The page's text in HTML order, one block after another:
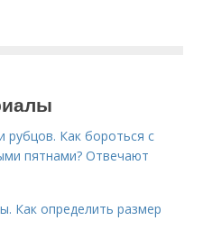
рубцов. Как бороться с
пятнами? Отвечают
Как определить размер